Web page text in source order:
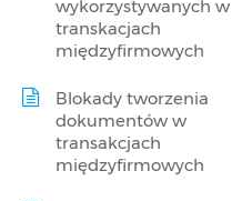
wykorzystywanych w
transkacjach
międzyfirmowych
Blokady tworzenia
dokumentów w
transakcjach
międzyfirmowych